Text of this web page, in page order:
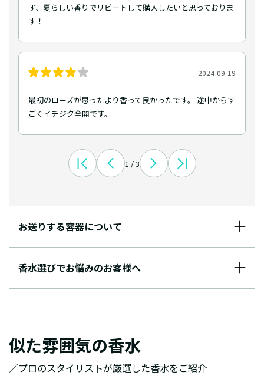
ず、夏らしい香りでリピートして購入したいと思っておりま
す！
2024-09-19
最初のローズが思ったより香って良かったです。 途中からす
ごくイチジク全開です。
1 / 3
お送りする容器について
香水選びでお悩みのお客様へ
似た雰囲気の香水
／プロのスタイリストが厳選した香水をご紹介